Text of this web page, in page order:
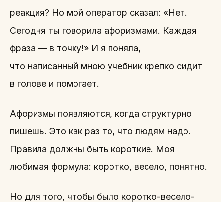
реакция? Но мой оператор сказал: «Нет.
Сегодня ты говорила афоризмами. Каждая
фраза — в точку!» И я поняла,
что написанный мною учебник крепко сидит
в голове и помогает.
Афоризмы появляются, когда структурно
пишешь. Это как раз то, что людям надо.
Правила должны быть короткие. Моя
любимая формула: коротко, весело, понятно.
Но для того, чтобы было коротко-весело-